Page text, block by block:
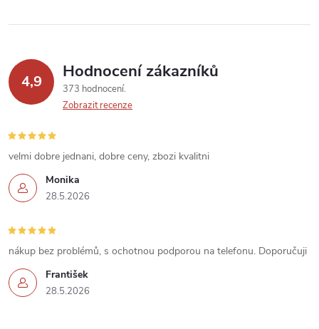
4,9 Hodnocení zákazníků
373 hodnocení
Zobrazit recenze
Monika
28.5.2026
velmi dobre jednani, dobre ceny, zbozi kvalitni
František
28.5.2026
nákup bez problémů, s ochotnou podporou na telefonu. Doporučuji